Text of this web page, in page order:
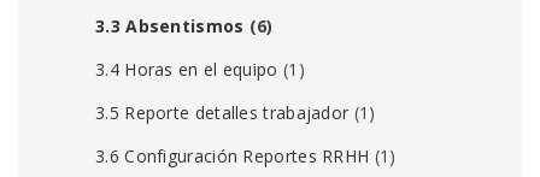
3.3 Absentismos (6)
3.4 Horas en el equipo (1)
3.5 Reporte detalles trabajador (1)
3.6 Configuración Reportes RRHH (1)